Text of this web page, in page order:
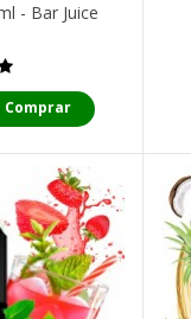
- Bar Juice
Comprar